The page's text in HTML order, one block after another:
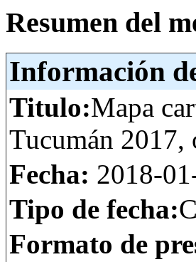
Resumen del
Información
Titulo:Mapa
Tucumán 2017,
Fecha: 2018-
Tipo de fecha:
Formato de